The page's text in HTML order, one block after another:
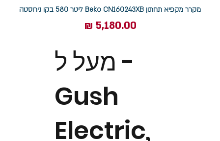
מקרר מקפיא תחתון Beko CN160243XB ליטר 580 בקו נירוסטה
מחיר
מעל ל -
Gush
Electric,